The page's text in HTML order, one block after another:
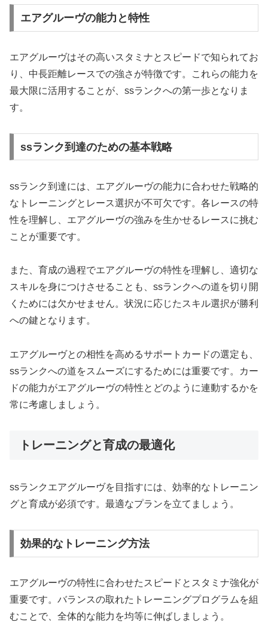
エアグルーヴの能力と特性
エアグルーヴはその高いスタミナとスピードで知られてお
り、中長距離レースでの強さが特徴です。これらの能力を
最大限に活用することが、ssランクへの第一歩となりま
す。
ssランク到達のための基本戦略
ssランク到達には、エアグルーヴの能力に合わせた戦略的
なトレーニングとレース選択が不可欠です。各レースの特
性を理解し、エアグルーヴの強みを生かせるレースに挑む
ことが重要です。
また、育成の過程でエアグルーヴの特性を理解し、適切な
スキルを身につけさせることも、ssランクへの道を切り開
くためには欠かせません。状況に応じたスキル選択が勝利
への鍵となります。
エアグルーヴとの相性を高めるサポートカードの選定も、
ssランクへの道をスムーズにするためには重要です。カー
ドの能力がエアグルーヴの特性とどのように連動するかを
常に考慮しましょう。
トレーニングと育成の最適化
ssランクエアグルーヴを目指すには、効率的なトレーニン
グと育成が必須です。最適なプランを立てましょう。
効果的なトレーニング方法
エアグルーヴの特性に合わせたスピードとスタミナ強化が
重要です。バランスの取れたトレーニングプログラムを組
むことで、全体的な能力を均等に伸ばしましょう。